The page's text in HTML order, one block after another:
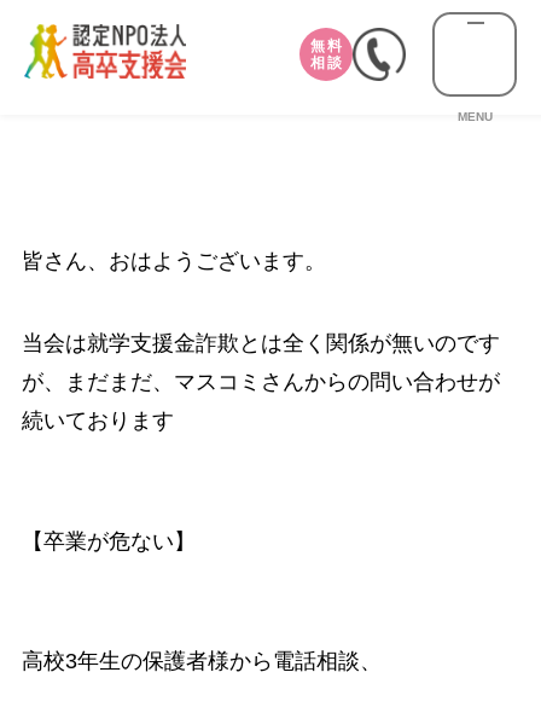
無料
相談
MENU
皆さん、おはようございます。
当会は就学支援金詐欺とは全く関係が無いのです
が、まだまだ、マスコミさんからの問い合わせが
続いております
【卒業が危ない】
高校3年生の保護者様から電話相談、